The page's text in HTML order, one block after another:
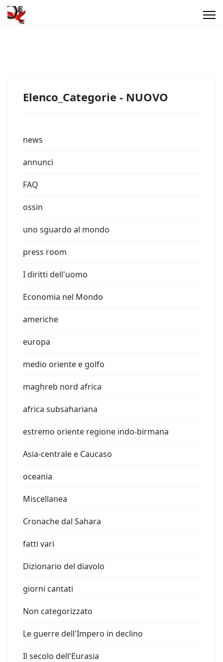
Elenco_Categorie - NUOVO
news
annunci
FAQ
ossin
uno sguardo al mondo
press room
I diritti dell'uomo
Economia nel Mondo
americhe
europa
medio oriente e golfo
maghreb nord africa
africa subsahariana
estremo oriente regione indo-birmana
Asia-centrale e Caucaso
oceania
Miscellanea
Cronache dal Sahara
fatti vari
Dizionario del diavolo
giorni cantati
Non categorizzato
Le guerre dell'Impero in declino
Il secolo dell'Eurasia